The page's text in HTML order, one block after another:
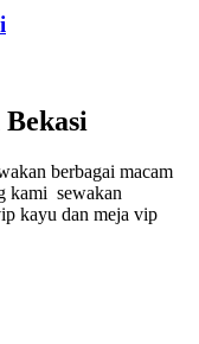
berbagai macam
kami sewakan
kayu dan meja vip